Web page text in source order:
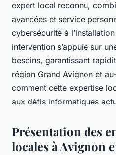
expert local reconnu,
avancées et service
cybersécurité à
intervention s’appuie sur
besoins, garantissant
région Grand Avignon et
comment cette expertise
aux défis informatiques
Présentation des
locales à Avignon